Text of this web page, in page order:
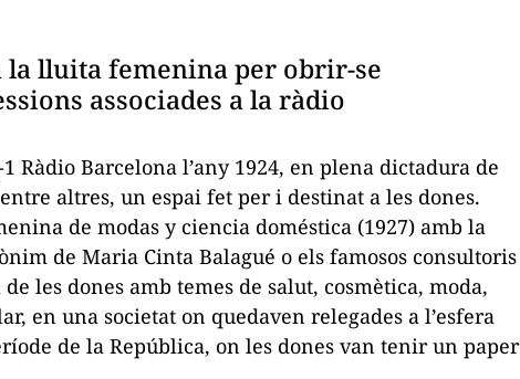
la lluita femenina per obrir-se
associades a la ràdio
Ràdio Barcelona l’any 1924, en plena dictadura de
altres, un espai fet peri destinat a les dones.
de modas y ciencia doméstica (1927) amb la
de Maria Cinta Balagué o els famosos consultoris
les dones amb temes de salut, cosmètica, moda,
en una societat on quedaven relegades a l’esfera
de la República, on les dones van tenir un paper